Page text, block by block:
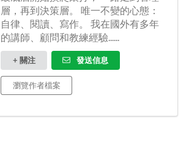
層，再到決策層。 唯一不變的心態：
自律、閱讀、寫作。 我在國外有多年
的講師、顧問和教練經驗......
+ 關注 發送信息
瀏覽作者檔案